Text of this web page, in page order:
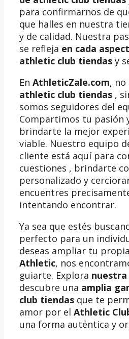
para confirmarnos de
que halles en nuestra
y de calidad. Nuestra
se refleja en cada
athletic club tiendas y
En AthleticZale.com, no
athletic club tiendas ,
somos seguidores del
Compartimos tu pasión
brindarte la mejor
viable. Nuestro equipo
cliente está aquí para
cuestiones , brindarte
personalizado y
encuentres
intentando encontrar.
Ya sea que estés
perfecto para un
deseas ampliar tu propia
Athletic, nos
guiarte. Explora
descubre una amplia
club tiendas que te
amor por el Athletic
una forma auténtica y